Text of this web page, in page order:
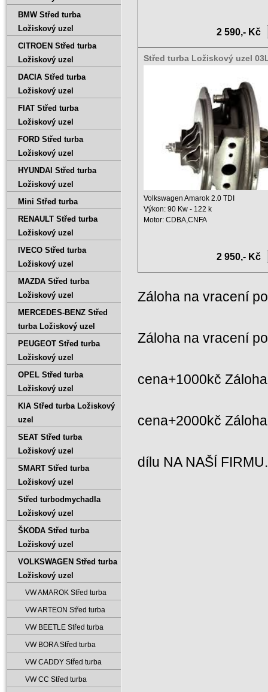
2 590,- Kč
Střed turba Ložiskový uzel
Volkswagen Amarok 2.0 TDI
Výkon: 90 Kw - 122 k
Motor: CDBA,CNFA
2 950,- Kč
Záloha na vracení
Záloha na vracení
cena+1000kč
cena+2000kč
dílu NA NAŠÍ
BMW Střed turba
Ložiskový uzel
CITROEN Střed turba
Ložiskový uzel
DACIA Střed turba
Ložiskový uzel
FIAT Střed turba
Ložiskový uzel
FORD Střed turba
Ložiskový uzel
HYUNDAI Střed turba
Ložiskový uzel
Mini Střed turba
RENAULT Střed turba
Ložiskový uzel
IVECO Střed turba
Ložiskový uzel
MAZDA Střed turba
Ložiskový uzel
MERCEDES-BENZ Střed
turba Ložiskový uzel
PEUGEOT Střed turba
Ložiskový uzel
OPEL Střed turba
Ložiskový uzel
KIA Střed turba Ložiskový
uzel
SEAT Střed turba
Ložiskový uzel
SMART Střed turba
Ložiskový uzel
Střed turbodmychadla
Ložiskový uzel
ŠKODA Střed turba
Ložiskový uzel
VOLKSWAGEN Střed turba
Ložiskový uzel
VW AMAROK Střed turba
VW ARTEON Střed turba
VW BEETLE Střed turba
VW BORA Střed turba
VW CADDY Střed turba
VW CC Střed turba